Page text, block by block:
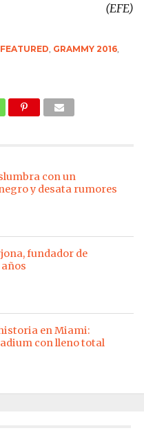
(EFE)
FEATURED, GRAMMY 2016,
con un
y desata rumores
fundador de
en Miami:
con lleno total